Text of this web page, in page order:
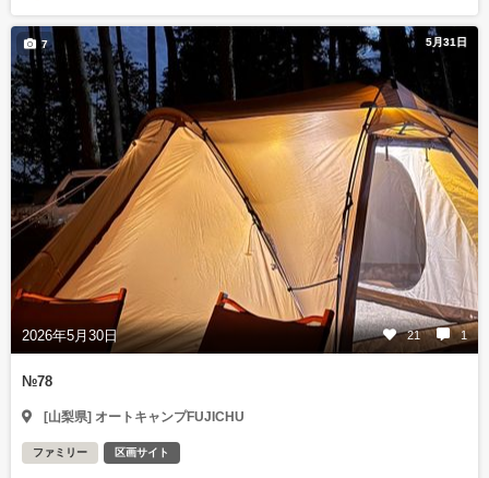
5月31日
2026年5月30日 21 1
7
№78
[山梨県] オートキャンプFUJICHU
ファミリー 区画サイト